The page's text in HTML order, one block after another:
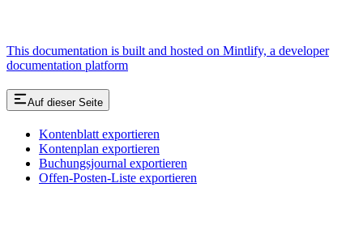
This documentation is built and hosted on Mintlify, a developer
documentation platform
Auf dieser Seite
Kontenblatt exportieren
Kontenplan exportieren
Buchungsjournal exportieren
Offen-Posten-Liste exportieren